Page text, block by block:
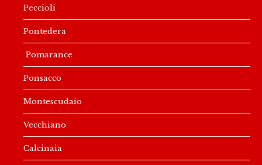
Peccioli
Pontedera
Pomarance
Ponsacco
Montescudaio
Vecchiano
Calcinaia